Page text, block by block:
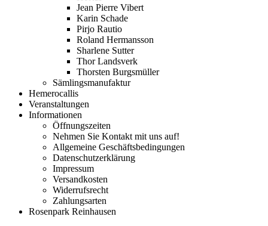
Jean Pierre Vibert
Karin Schade
Pirjo Rautio
Roland Hermansson
Sharlene Sutter
Thor Landsverk
Thorsten Burgsmüller
Sämlingsmanufaktur
Hemerocallis
Veranstaltungen
Informationen
Öffnungszeiten
Nehmen Sie Kontakt mit uns auf!
Allgemeine Geschäftsbedingungen
Datenschutzerklärung
Impressum
Versandkosten
Widerrufsrecht
Zahlungsarten
Rosenpark Reinhausen